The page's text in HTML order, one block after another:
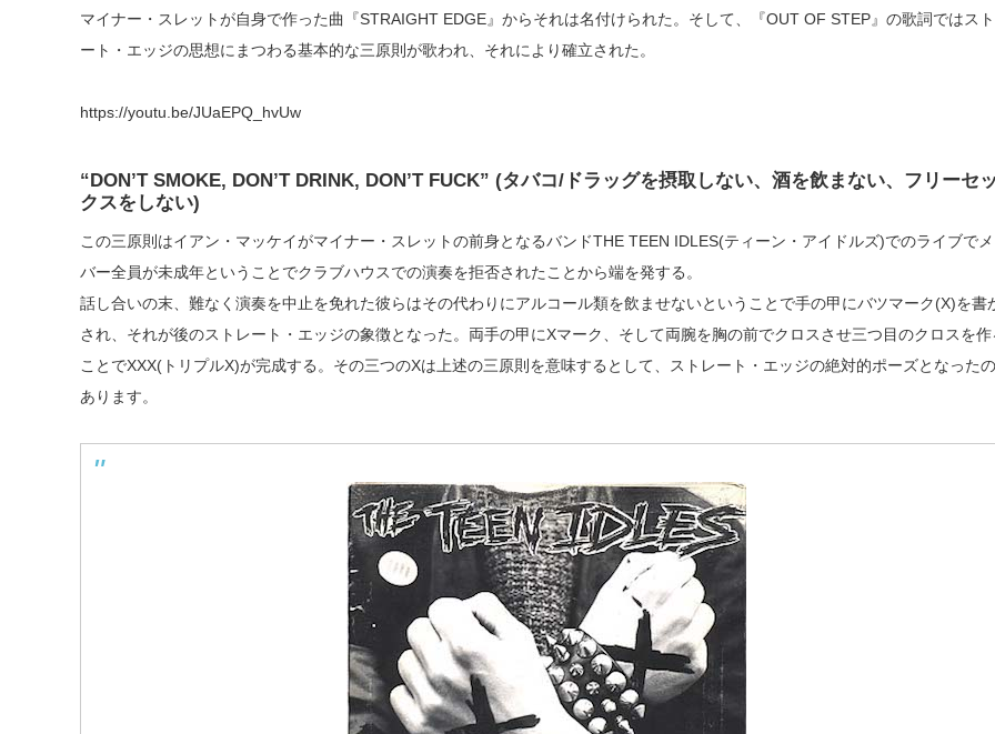
マイナー・スレットが自身で作った曲『STRAIGHT EDGE』からそれは名付けられた。そして、『OUT OF STEP』の歌詞ではス
ート・エッジの思想にまつわる基本的な三原則が歌われ、それにより確立された。
https://youtu.be/JUaEPQ_hvUw
“DON’T SMOKE, DON’T DRINK, DON’T FUCK” (タバコ/ドラッグを摂取しない、酒を飲まない、フリーセ
クスをしない)
この三原則はイアン・マッケイがマイナー・スレットの前身となるバンドTHE TEEN IDLES(ティーン・アイドルズ)でのライブで
バー全員が未成年ということでクラブハウスでの演奏を拒否されたことから端を発する。
話し合いの末、難なく演奏を中止を免れた彼らはその代わりにアルコール類を飲ませないということで手の甲にバツマーク(X)を書
され、それが後のストレート・エッジの象徴となった。両手の甲にXマーク、そして両腕を胸の前でクロスさせ三つ目のクロスを作
ことでXXX(トリプルX)が完成する。その三つのXは上述の三原則を意味するとして、ストレート・エッジの絶対的ポーズとなった
あります。